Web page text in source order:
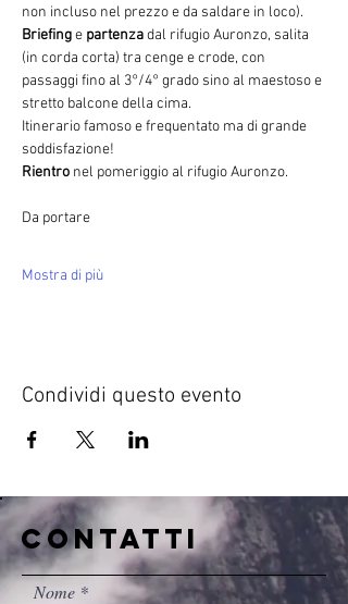
non incluso nel prezzo e da saldare in loco).
Briefing e partenza dal rifugio Auronzo, salita
(in corda corta) tra cenge e crode, con
passaggi fino al 3°/4° grado sino al maestoso e
stretto balcone della cima.
Itinerario famoso e frequentato ma di grande
soddisfazione!
Rientro nel pomeriggio al rifugio Auronzo.
Mostra di più
Condividi questo evento
CONTATTI
Nome